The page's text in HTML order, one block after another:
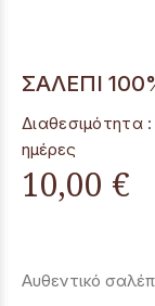
ΣΑΛΕΠΙ
Διαθεσιμότητα :
ημέρες
10,00 €
Αυθεντικό